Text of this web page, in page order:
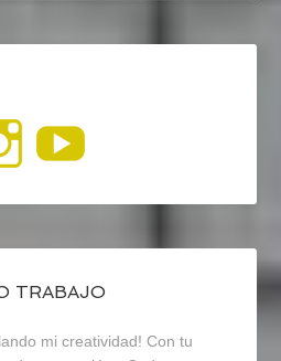
Ver
perfil
de
recursosep
TRABAJO
mi creatividad! Con tu